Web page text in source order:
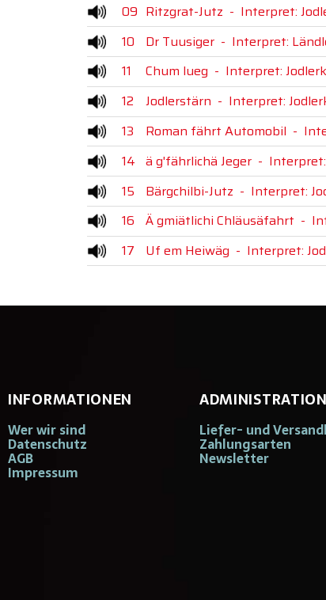
09 Ritzgrat-Jutz - Interpret:
10
Dr Tuusiger- Interpret:
11
Chum lueg - Interpret:
12
Jodlerstärn - Interpret:
13
Roman fährt Automobil -
14 ä g'fährlichä Jeger-
15
Bärgchilbi-Jutz - Interpret:
16 Ä gmiätlichi Chläusäfahrt -
17
Uf em Heiwäg - Interpret:
INFORMATIONEN
Wer wir sind
Datenschutz
AGB
Impressum
ADMINISTRATION
Liefer- und
Zahlungsarten
Newsletter